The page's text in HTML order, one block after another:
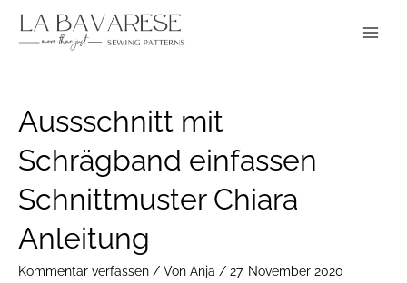
Inhalt
Aussschnitt mit
Schrägband einfassen
Schnittmuster Chiara
Anleitung
Kommentar verfassen / Von Anja / 27. November 2020
navigation